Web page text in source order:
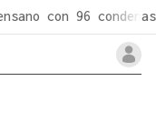
con 96 condenas